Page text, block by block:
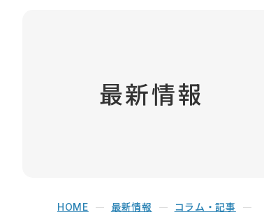
最新情報
HOME 最新情報 コラム・記事